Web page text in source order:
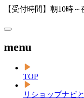
【受付時間】朝10時～
menu
TOP
リショップナビ